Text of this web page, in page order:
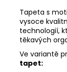
Tapeta s
vysoce
technologií,
těkavých
Ve variantě
tapet: